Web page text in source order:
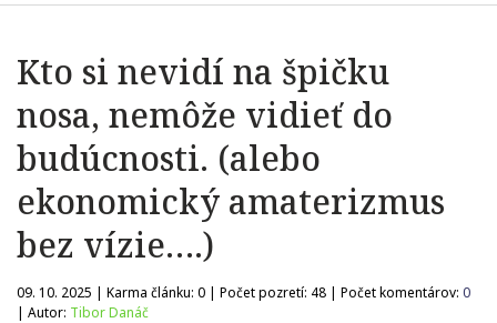
Kto si nevidí na špičku
nosa, nemôže vidieť do
budúcnosti. (alebo
ekonomický amaterizmus
bez vízie….)
09. 10. 2025 | Karma článku: 0 | Počet pozretí: 48 | Počet komentárov: 0
| Autor: Tibor Danáč